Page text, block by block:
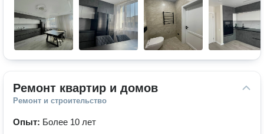
Ремонт квартир и домов
Ремонт и строительство
Опыт: Более 10 лет